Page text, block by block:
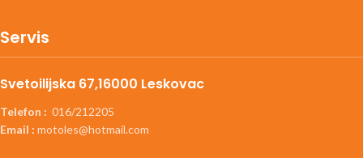
Servis
Svetoilijska 67,16000 Leskovac
Telefon : 016/212205
Email : motoles@hotmail.com